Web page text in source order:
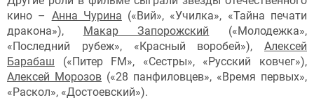
кино – Анна Чурина («Вий», «Училка», «Тайна печати
дракона»),
Макар Запорожский («Молодежка»,
«Последний рубеж», «Красный воробей»), Алексей
Барабаш («Питер FM», «Сестры», «Русский ковчег»),
Алексей Морозов («28 панфиловцев», «Время первых»,
«Раскол», «Достоевский»).